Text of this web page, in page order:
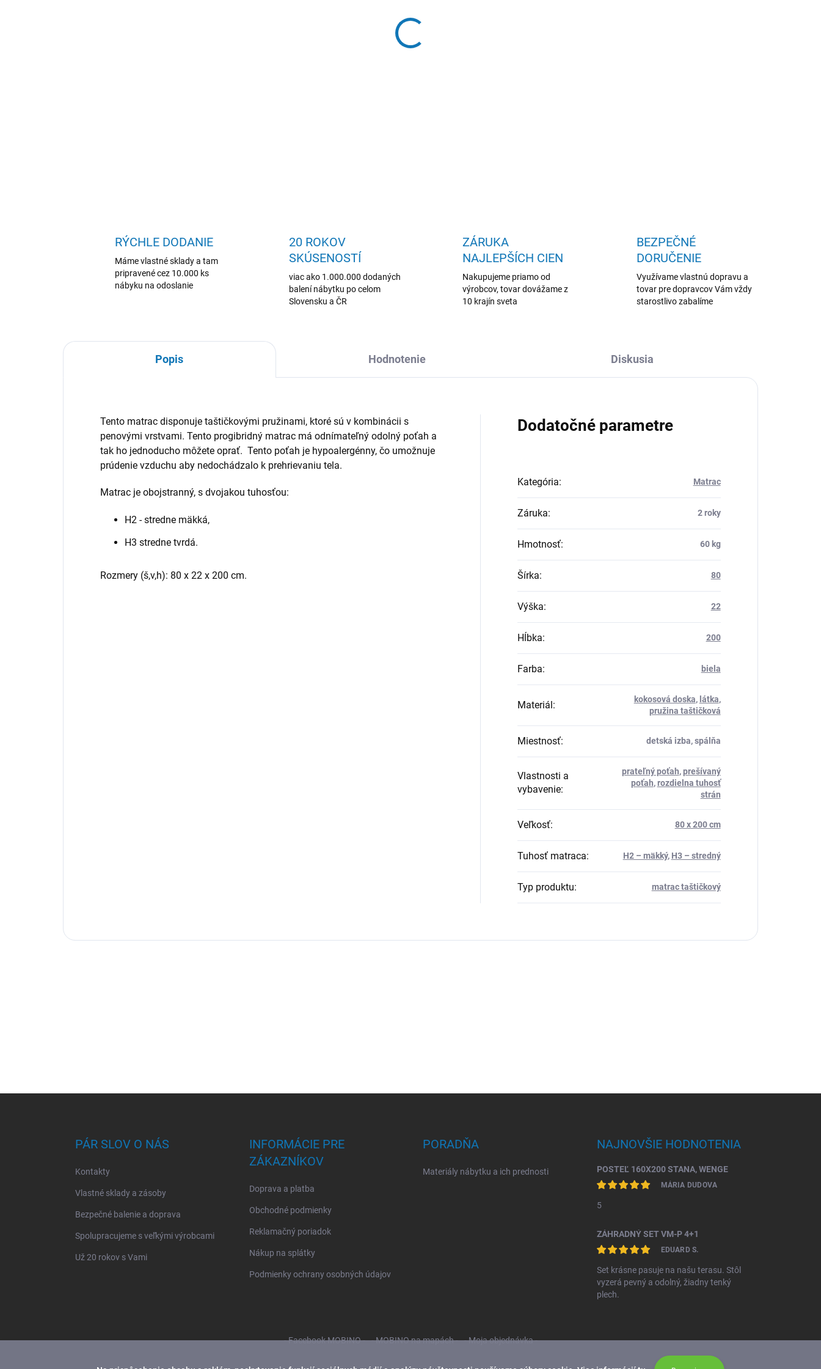
RÝCHLE DODANIE
Máme vlastné sklady a tam
pripravené cez 10.000 ks
nábyku na odoslanie
20 ROKOV
SKÚSENOSTÍ
viac ako 1.000.000 dodaných
balení nábytku po celom
Slovensku a ČR
ZÁRUKA
NAJLEPŠÍCH CIEN
Nakupujeme priamo od
výrobcov, tovar dovážame z
10 krajín sveta
BEZPEČNÉ
DORUČENIE
Využívame vlastnú dopravu a
tovar pre dopravcov Vám vždy
starostlivo zabalíme
Popis Hodnotenie Diskusia
Tento matrac disponuje taštičkovými pružinami, ktoré sú v kombinácii s
penovými vrstvami. Tento progibridný matrac má odnímateľný odolný poťah a
tak ho jednoducho môžete oprať. Tento poťah je hypoalergénny, čo umožnuje
prúdenie vzduchu aby nedochádzalo k prehrievaniu tela.
Matrac je obojstranný, s dvojakou tuhosťou:
H2 - stredne mäkká,
H3 stredne tvrdá.
Rozmery (š,v,h): 80 x 22 x 200 cm.
Dodatočné parametre
Kategória: Matrac
Záruka: 2 roky
Hmotnosť: 60 kg
Šírka: 80
Výška: 22
Hĺbka: 200
Farba: biela
Materiál : kokosová doska, látka,
pružina taštičková
Miestnosť: detská izba, spálňa
Vlastnosti a
vybavenie:
prateľný poťah,prešívaný
poťah,rozdielna tuhosť
strán
Veľkosť: 80 x 200 cm
Tuhosť matraca: H2 – mäkký, H3 – stredný
Typ produktu: matrac taštičkový
PÁR SLOV O NÁS
Kontakty
Vlastné sklady a zásoby
Bezpečné balenie a doprava
Spolupracujeme s veľkými výrobcami
Už 20 rokov s Vami
INFORMÁCIE PRE
ZÁKAZNÍKOV
Doprava a platba
Obchodné podmienky
Reklamačný poriadok
Nákup na splátky
Podmienky ochrany osobných údajov
PORADŇA
Materiály nábytku a ich prednosti
NAJNOVŠIE HODNOTENIA
POSTEĽ 160X200 STANA, WENGE
MÁRIA DUDOVA
5
ZÁHRADNÝ SET VM-P 4+1
EDUARD S.
Set krásne pasuje na našu terasu. Stôl
vyzerá pevný a odolný, žiadny tenký
plech.
- Facebook MOBINO - - MOBINO na mapách - - Moja objednávka -